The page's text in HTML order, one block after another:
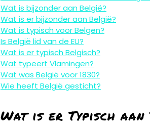
Wat is bijzonder aan België?
Wat is er bijzonder aan België?
Wat is typisch voor Belgen?
Is België lid van de EU?
Wat is er typisch Belgisch?
Wat typeert Vlamingen?
Wat was België voor 1830?
Wie heeft België gesticht?
Wat is er Typisch aan